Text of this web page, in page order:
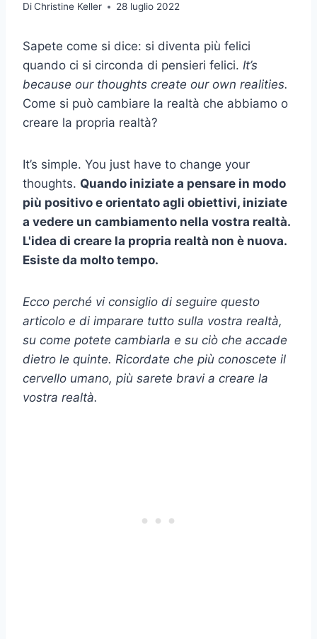
DiChristine Keller 28 luglio 2022
Sapete come si dice: si diventa più felici
quando ci si circonda di pensieri felici. It’s
because our thoughts create our own realities.
Come si può cambiare la realtà che abbiamo o
creare la propria realtà?
It’s simple. You just have to change your
thoughts. Quando iniziate a pensare in modo
più positivo e orientato agli obiettivi, iniziate
a vedere un cambiamento nella vostra realtà.
L'idea di creare la propria realtà non è nuova.
Esiste da molto tempo.
Ecco perché vi consiglio di seguire questo
articolo e di imparare tutto sulla vostra realtà,
su come potete cambiarla e su ciò che accade
dietro le quinte. Ricordate che più conoscete il
cervello umano, più sarete bravi a creare la
vostra realtà.